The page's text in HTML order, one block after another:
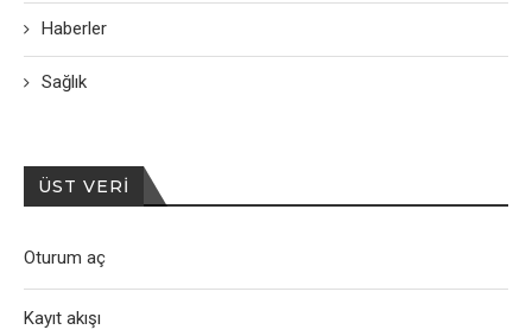
Haberler
Sağlık
ÜST VERI
Oturum aç
Kayıt akışı